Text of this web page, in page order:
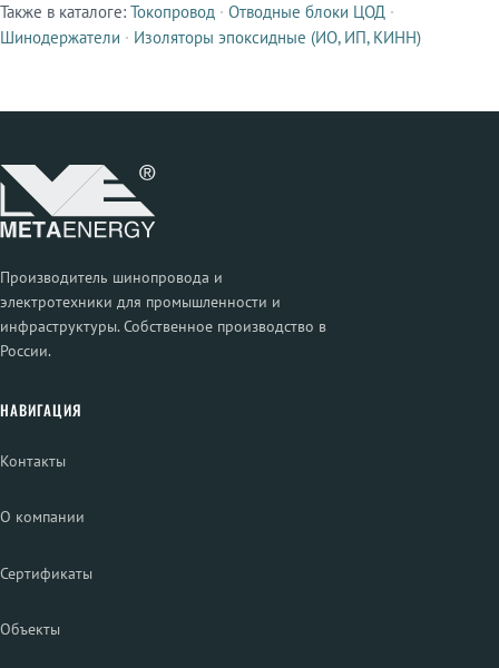
Смежные продукты
Также в каталоге: Токопровод · Отводные блоки ЦОД ·
Шинодержатели · Изоляторы эпоксидные (ИО, ИП, КИНН)
Производитель шинопровода и
электротехники для промышленности и
инфраструктуры. Собственное производство в
России.
НАВИГАЦИЯ
Контакты
О компании
Сертификаты
Объекты